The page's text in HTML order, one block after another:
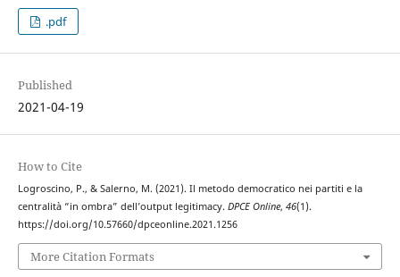
.pdf
Published
2021-04-19
How to Cite
Logroscino, P., & Salerno, M. (2021). Il metodo democratico nei partiti e la
centralità “in ombra” dell’output legitimacy. DPCE Online, 46(1).
https://doi.org/10.57660/dpceonline.2021.1256
More Citation Formats